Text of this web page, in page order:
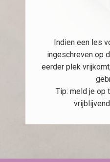
Indien een les
ingeschreven op
eerder plek
Tip: meld je op